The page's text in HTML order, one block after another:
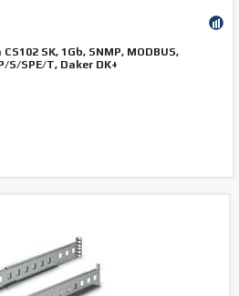
SK, 1Gb, SNMP, MODBUS,
S/SPE/T, Daker DK+